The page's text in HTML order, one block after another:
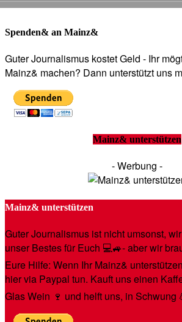
Spenden& an Mainz&
Guter Journalismus kostet Geld - Ihr
Mainz& machen? Dann unterstützt uns
Mainz& unterstützen
- Werbung -
Mainz& unterstützen
Guter Journalismus ist nicht umsonst,
unser Bestes für Euch 💻🚙- aber wir
Eure Hilfe: Wenn Ihr Mainz&
hier via Paypal tun. Kauft uns einen
Glas Wein 🍷 und helft uns, in Schwung